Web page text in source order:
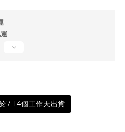
7-14個工作天出貨